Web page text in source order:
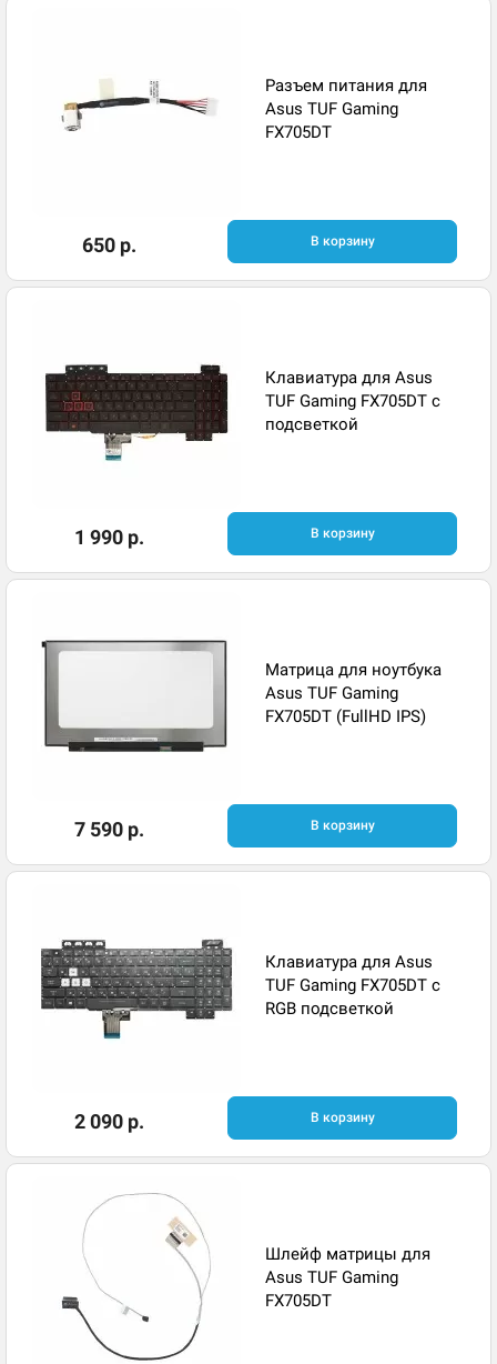
Разъем питания для
Asus TUF Gaming
FX705DT
650 р. В корзину
Клавиатура для Asus
TUF Gaming FX705DT с
подсветкой
1 990 р. В корзину
Матрица для ноутбука
Asus TUF Gaming
FX705DT (FullHD IPS)
7 590 р. В корзину
Клавиатура для Asus
TUF Gaming FX705DT с
RGB подсветкой
2 090 р. В корзину
Шлейф матрицы для
Asus TUF Gaming
FX705DT